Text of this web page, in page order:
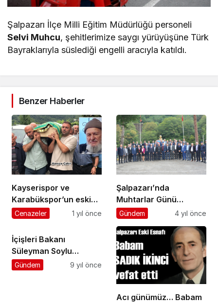
Şalpazarı İlçe Milli Eğitim Müdürlüğü personeli
Selvi Muhcu, şehitlerimize saygı yürüyüşüne Türk
Bayraklarıyla süslediği engelli aracıyla katıldı.
Benzer Haberler
Kayserispor ve
Karabükspor’un eski
futbolcusu Hamza
Cenazeler 1 yıl önce
Şalpazarı’nda
Muhtarlar Günü
kutlandı
Gündem 4 yıl önce
İçişleri Bakanı
Süleyman Soylu
Trabzon’da iftarda
Gündem 9 yıl önce
Acı günümüz… Babam